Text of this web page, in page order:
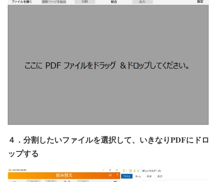
４．分割したいファイルを選択して、いきなりPDFにドロ
ップする